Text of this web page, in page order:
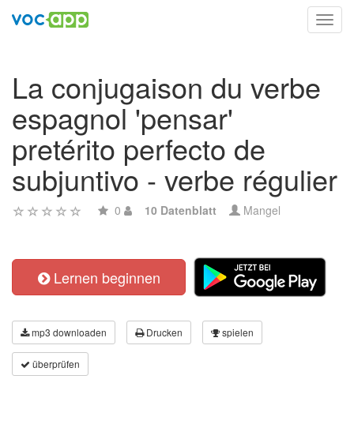
La conjugaison du verbe
espagnol 'pensar'
pretérito perfecto de
subjuntivo - verbe régulier
0 10 Datenblatt Mangel
Lernen beginnen
mp3 downloaden Drucken spielen
überprüfen